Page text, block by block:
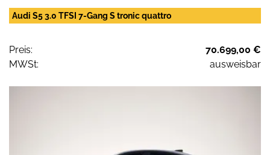
Audi S5 3.0 TFSI 7-Gang S tronic quattro
Preis:
70.699,00 €
MWSt:
ausweisbar